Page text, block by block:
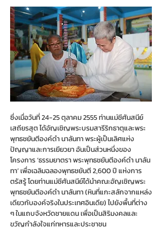
ซึ่งเมื่อวันที่ 24-25 ตุลาคม 2555 ท่านแม่ชีศันสนีย์
เสถียรสุต ได้อัญเชิญพระบรมสารีริกธาตุและพระ
พุทธชยันตีองค์ดำ นาลันทา พระผู้เป็นเลิศแห่ง
ปัญญาและการเยียวยา อันเป็นส่วนหนึ่งของ
โครงการ ‘ธรรมยาตรา พระพุทธชยันตีองค์ดำ นาลัน
ทา’ เพื่อเฉลิมฉลองพุทธชยันตี 2,600 ปี แห่งการ
ตรัสรู้ โดยท่านแม่ชีศันสนีย์ได้นำคณะอัญเชิญพระ
พุทธชยันตีองค์ดำ นาลันทา (หินที่แกะสลักจากแหล่ง
เดียวกับองค์จริงในประเทศอินเดีย) ไปยังพื้นที่ต่าง
ๆ ในแถบจังหวัดชายแดน เพื่อเป็นสิริมงคลและ
ขวัญกำลังใจแก่ทหารและประชาชน